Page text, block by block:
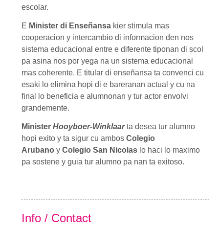
escolar.
E Minister di Enseñansa kier stimula mas
cooperacion y intercambio di informacion den nos
sistema educacional entre e diferente tiponan di scol
pa asina nos por yega na un sistema educacional
mas coherente. E titular di enseñansa ta convenci cu
esaki lo elimina hopi di e bareranan actual y cu na
final lo beneficia e alumnonan y tur actor envolvi
grandemente.
Minister Hooyboer-Winklaar ta desea tur alumno
hopi exito y ta sigur cu ambos Colegio
Arubano y Colegio San Nicolas lo haci lo maximo
pa sostene y guia tur alumno pa nan ta exitoso.
Info / Contact